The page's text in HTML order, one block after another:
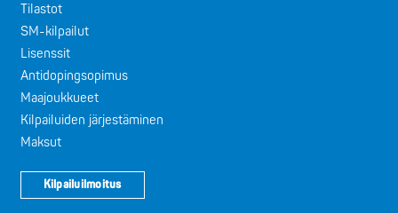
Tilastot
SM-kilpailut
Lisenssit
Antidopingsopimus
Maajoukkueet
Kilpailuiden järjestäminen
Maksut
Kilpailuilmoitus